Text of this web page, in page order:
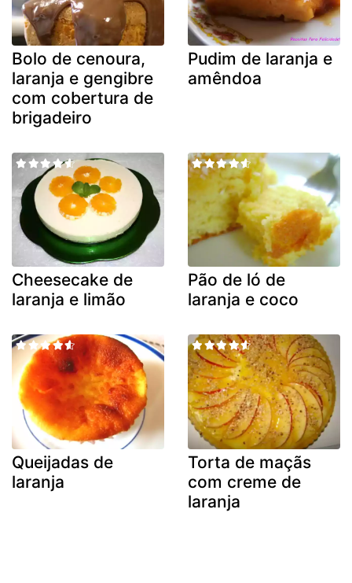
Bolo de cenoura,
laranja e gengibre
com cobertura de
brigadeiro
Pudim de laranja e
amêndoa
Cheesecake de
laranja e limão
Pão de ló de
laranja e coco
Queijadas de
laranja
Torta de maçãs
com creme de
laranja